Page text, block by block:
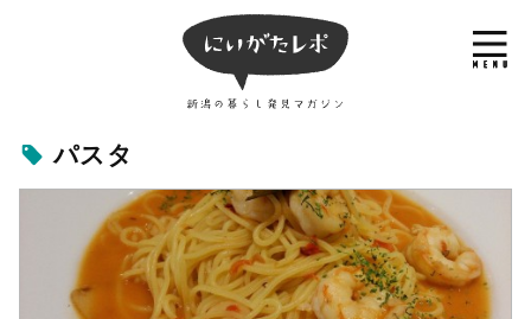
パスタ